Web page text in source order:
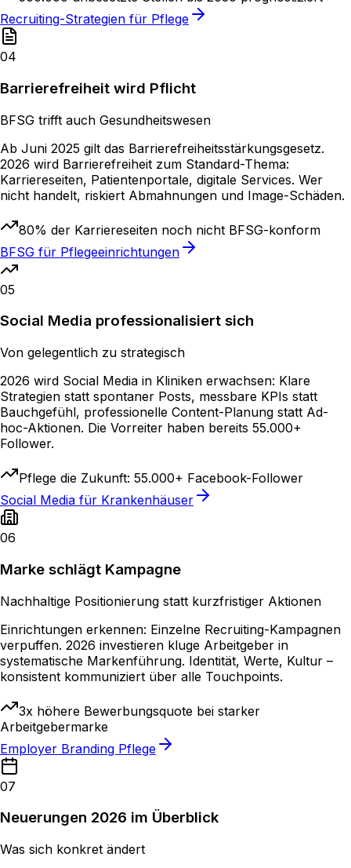
Recruiting-Strategien für Pflege
04
Barrierefreiheit wird Pflicht
BFSG trifft auch Gesundheitswesen
Ab Juni 2025 gilt das Barrierefreiheitsstärkungsgesetz.
2026 wird Barrierefreiheit zum Standard-Thema:
Karriereseiten, Patientenportale, digitale Services. Wer
nicht handelt, riskiert Abmahnungen und Image-Schäden.
80% der Karriereseiten noch nicht BFSG-konform
BFSG für Pflegeeinrichtungen
05
Social Media professionalisiert sich
Von gelegentlich zu strategisch
2026 wird Social Media in Kliniken erwachsen: Klare
Strategien statt spontaner Posts, messbare KPIs statt
Bauchgefühl, professionelle Content-Planung statt Ad-
hoc-Aktionen. Die Vorreiter haben bereits 55.000+
Follower.
Pflege die Zukunft: 55.000+ Facebook-Follower
Social Media für Krankenhäuser
06
Marke schlägt Kampagne
Nachhaltige Positionierung statt kurzfristiger Aktionen
Einrichtungen erkennen: Einzelne Recruiting-Kampagnen
verpuffen. 2026 investieren kluge Arbeitgeber in
systematische Markenführung. Identität, Werte, Kultur –
konsistent kommuniziert über alle Touchpoints.
3x höhere Bewerbungsquote bei starker
Arbeitgebermarke
Employer Branding Pflege
07
Neuerungen 2026 im Überblick
Was sich konkret ändert